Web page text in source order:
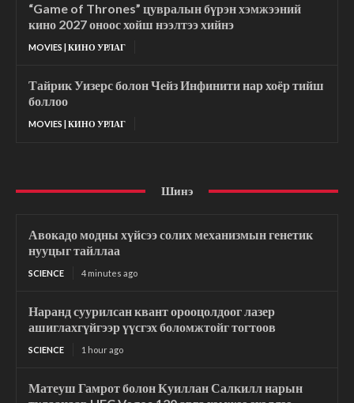
“Game of Thrones” цувралын бүрэн хэмжээний
кино 2027 оноос хойш нээлтээ хийнэ
MOVIES | КИНО УРЛАГ
Тайрик Уизерс болон Чейз Инфинити нар хоёр тийш
боллоо
MOVIES | КИНО УРЛАГ
Шинэ
Авокадо модны хүйсээ солих механизмын генетик
нууцыг тайллаа
SCIENCE 4 minutes ago
Наранд суурилсан квант орооцолдоог лазер
ашиглахгүйгээр үүсгэх боломжтойг тогтоов
SCIENCE 1 hour ago
Матеуш Гамрот болон Куиллан Салкилл нарын